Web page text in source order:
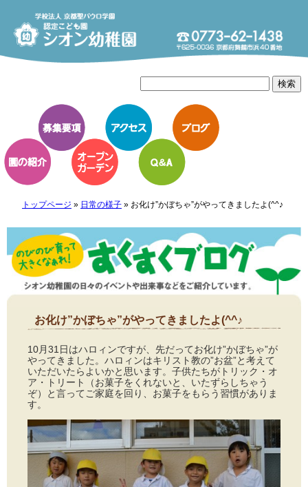
トップページ » 日常の様子» お化け”かぼちゃ”がやってきましたよ(^^♪
お化け”かぼちゃ”がやってきましたよ(^^♪
10月31日はハロィンですが、先だってお化け”かぼちゃ”が
やってきました。ハロィンはキリスト教の”お盆”と考えて
いただいたらよいかと思います。子供たちがトリック・オ
ア・トリート（お菓子をくれないと、いたずらしちゃう
ぞ）と言ってご家庭を回り、お菓子をもらう習慣がありま
す。